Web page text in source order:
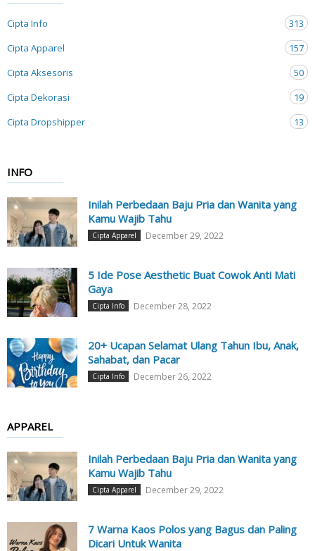
Cipta Info
313
Cipta Apparel
157
Cipta Aksesoris
50
Cipta Dekorasi
19
Cipta Dropshipper
13
INFO
Inilah Perbedaan Baju Pria dan Wanita yang
Kamu Wajib Tahu
Cipta Apparel December 29, 2022
5 Ide Pose Aesthetic Buat Cowok Anti Mati
Gaya
Cipta Info December 28, 2022
20+ Ucapan Selamat Ulang Tahun Ibu, Anak,
Sahabat, dan Pacar
Cipta Info December 26, 2022
APPAREL
Inilah Perbedaan Baju Pria dan Wanita yang
Kamu Wajib Tahu
Cipta Apparel December 29, 2022
7 Warna Kaos Polos yang Bagus dan Paling
Dicari Untuk Wanita